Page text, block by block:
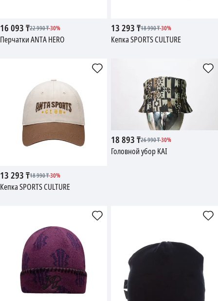
16 093₸22 990₸-30%
Перчатки ANTA HERO
13 293₸18 990₸-30%
Кепка SPORTS CULTURE
13 293₸18 990₸-30%
Кепка SPORTS CULTURE
18 893₸26 990₸-30%
Головной убор KAI